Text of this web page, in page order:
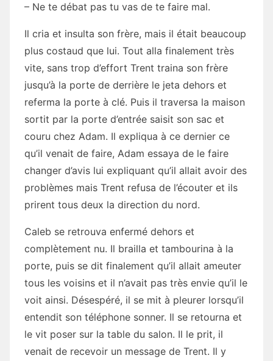
– Ne te débat pas tu vas de te faire mal.
Il cria et insulta son frère, mais il était beaucoup
plus costaud que lui. Tout alla finalement très
vite, sans trop d’effort Trent traina son frère
jusqu’à la porte de derrière le jeta dehors et
referma la porte à clé. Puis il traversa la maison
sortit par la porte d’entrée saisit son sac et
couru chez Adam. Il expliqua à ce dernier ce
qu’il venait de faire, Adam essaya de le faire
changer d’avis lui expliquant qu’il allait avoir des
problèmes mais Trent refusa de l’écouter et ils
prirent tous deux la direction du nord.
Caleb se retrouva enfermé dehors et
complètement nu. Il brailla et tambourina à la
porte, puis se dit finalement qu’il allait ameuter
tous les voisins et il n’avait pas très envie qu’il le
voit ainsi. Désespéré, il se mit à pleurer lorsqu’il
entendit son téléphone sonner. Il se retourna et
le vit poser sur la table du salon. Il le prit, il
venait de recevoir un message de Trent. Il y